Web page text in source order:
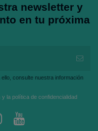
newsletter y
en tu próxima
consulte nuestra información
y la política de confidencialidad